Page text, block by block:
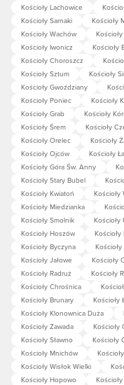
Kościoły Lachowice
Kościoły Sarnaki
Kościoły
Kościoły Wachów
Kościoły Iwonicz
Kościoły
Kościoły Choroszcz
Kościoły Sztum
Kościoły
Kościoły Gwoździany
Kościoły Poniec
Kościoły
Kościoły Grab
Kościoły
Kościoły Śrem
Kościoły
Kościoły Orelec
Kościoły
Kościoły Ojców
Kościoły
Kościoły Góra Św. Anny
Kościoły Stary Bubel
Kościoły Kwiatoń
Kościoły
Kościoły Miedzianka
Kościoły Smolnik
Kościoły
Kościoły Hoszów
Kościoły
Kościoły Byczyna
Kościoły
Kościoły Jałowe
Kościoły
Kościoły Radruż
Kościoły
Kościoły Chrośnica
Kościoły Brunary
Kościoły
Kościoły Klonownica Duża
Kościoły Zawada
Kościoły
Kościoły Sławno
Kościoły
Kościoły Mnichów
Kościoły Wisłok Wielki
Kościoły Hopowo